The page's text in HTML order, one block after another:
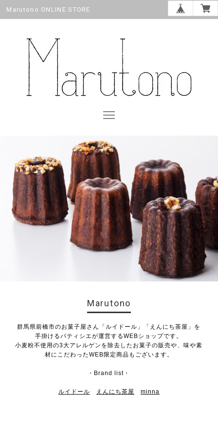
Marutono ONLINE STORE
Marutono
群馬県前橋市のお菓子屋さん「ルイドール」「えんにち茶屋」を
手掛けるパティシエが運営するWEBショップです。
小麦粉不使用の3大アレルゲンを除去したお菓子の販売や、味や素
材にこだわったWEB限定商品もございます。
・Brand list・
ルイドール えんにち茶屋 minna